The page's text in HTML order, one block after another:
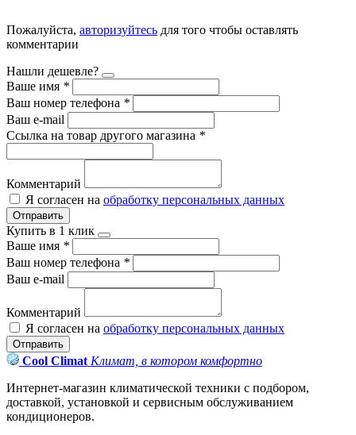
Пожалуйста, авторизуйтесь для того чтобы оставлять
комментарии
Нашли дешевле?
Ваше имя *
Ваш номер телефона *
Ваш e-mail
Ссылка на товар другого магазина *
Комментарий
Я согласен на обработку персональных данных
Отправить
Купить в 1 клик
Ваше имя *
Ваш номер телефона *
Ваш e-mail
Комментарий
Я согласен на обработку персональных данных
Отправить
Cool Climat Климат, в котором комфортно
Интернет-магазин климатической техники с подбором,
доставкой, установкой и сервисным обслуживанием
кондиционеров.